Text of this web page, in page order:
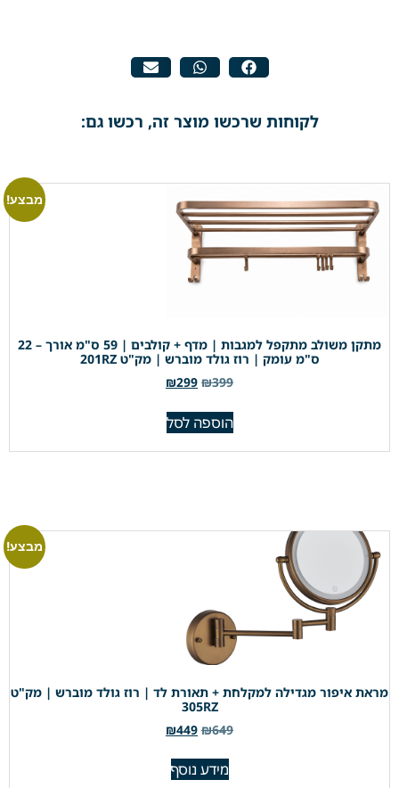
לקוחות שרכשו מוצר זה, רכשו גם:
מבצע!
מתקן משולב מתקפל למגבות | מדף + קולבים | 59 ס"מ אורך – 22
ס"מ עומק | רוז גולד מוברש | מק"ט 201RZ
₪399
₪299
הוספה לסל
מבצע!
מראת איפור מגדילה למקלחת + תאורת לד | רוז גולד מוברש | מק"ט
305RZ
₪649
₪449
מידע נוסף